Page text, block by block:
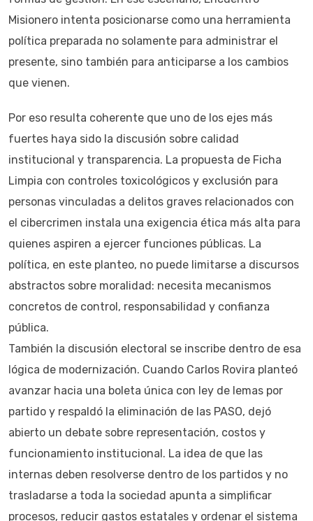
Misionero intenta posicionarse como una herramienta
política preparada no solamente para administrar el
presente, sino también para anticiparse a los cambios
que vienen.
Por eso resulta coherente que uno de los ejes más
fuertes haya sido la discusión sobre calidad
institucional y transparencia. La propuesta de Ficha
Limpia con controles toxicológicos y exclusión para
personas vinculadas a delitos graves relacionados con
el cibercrimen instala una exigencia ética más alta para
quienes aspiren a ejercer funciones públicas. La
política, en este planteo, no puede limitarse a discursos
abstractos sobre moralidad: necesita mecanismos
concretos de control, responsabilidad y confianza
pública.
También la discusión electoral se inscribe dentro de esa
lógica de modernización. Cuando Carlos Rovira planteó
avanzar hacia una boleta única con ley de lemas por
partido y respaldó la eliminación de las PASO, dejó
abierto un debate sobre representación, costos y
funcionamiento institucional. La idea de que las
internas deben resolverse dentro de los partidos y no
trasladarse a toda la sociedad apunta a simplificar
procesos, reducir gastos estatales y ordenar el sistema